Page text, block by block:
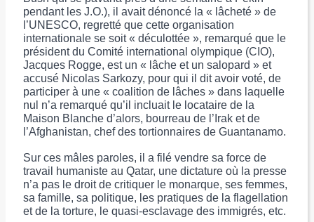
pendant les J.O.), il avait dénoncé la « lâcheté » de
l’UNESCO, regretté que cette organisation
internationale se soit « déculottée », remarqué que le
président du Comité international olympique (CIO),
Jacques Rogge, est un « lâche et un salopard » et
accusé Nicolas Sarkozy, pour qui il dit avoir voté, de
participer à une « coalition de lâches » dans laquelle
nul n’a remarqué qu’il incluait le locataire de la
Maison Blanche d’alors, bourreau de l’Irak et de
l’Afghanistan, chef des tortionnaires de Guantanamo.
Sur ces mâles paroles, il a filé vendre sa force de
travail humaniste au Qatar, une dictature où la presse
n’a pas le droit de critiquer le monarque, ses femmes,
sa famille, sa politique, les pratiques de la flagellation
et de la torture, le quasi-esclavage des immigrés, etc.